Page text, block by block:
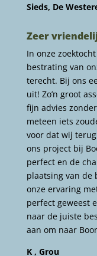
Sieds, De
Zeer
In onze
bestrating van
terecht. Bij ons
uit! Zo’n groot
fijn advies
meteen iets
voor dat wij
ons project bij
perfect en de
plaatsing van de
onze ervaring
perfect geweest
naar de juiste
aan om naar
K , Grou